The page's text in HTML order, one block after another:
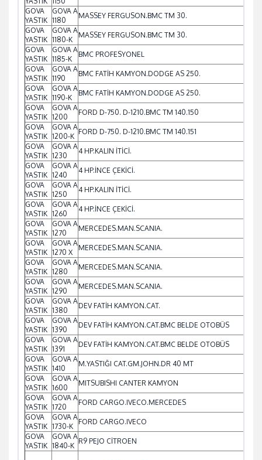
GOVA
YASTIK
GOVA A
1180
MASSEY FERGUSON.BMC TM 30.
GOVA
YASTIK
GOVA A
1180-K
MASSEY FERGUSON.BMC TM 30.
GOVA
YASTIK
GOVA A
1185-K
BMC PROFESYONEL
GOVA
YASTIK
GOVA A
1190
BMC FATİH KAMYON.DODGE AS 250.
GOVA
YASTIK
GOVA A
1190-K
BMC FATİH KAMYON.DODGE AS 250.
GOVA
YASTIK
GOVA A
1200
FORD D-750. D-1210.BMC TM 140.150
GOVA
YASTIK
GOVA A
1200-K
FORD D-750. D-1210.BMC TM 140.151
GOVA
YASTIK
GOVA A
1230
4 HP.KALIN İTİCİ.
GOVA
YASTIK
GOVA A
1240
4 HP.İNCE ÇEKİCİ.
GOVA
YASTIK
GOVA A
1250
4 HP.KALIN İTİCİ.
GOVA
YASTIK
GOVA A
1260
4 HP.İNCE ÇEKİCİ.
GOVA
YASTIK
GOVA A
1270
MERCEDES.MAN.SCANIA.
GOVA
YASTIK
GOVA A
1270 X
MERCEDES.MAN.SCANIA.
GOVA
YASTIK
GOVA A
1280
MERCEDES.MAN.SCANIA.
GOVA
YASTIK
GOVA A
1290
MERCEDES.MAN.SCANIA.
GOVA
YASTIK
GOVA A
1380
DEV FATİH KAMYON.CAT.
GOVA
YASTIK
GOVA A
1390
DEV FATİH KAMYON.CAT.BMC BELDE OTOBÜS
GOVA
YASTIK
GOVA A
1391
DEV FATİH KAMYON.CAT.BMC BELDE OTOBÜS
GOVA
YASTIK
GOVA A
1410
M.YASTIĞI CAT.GM.JOHN.DR 40 MT
GOVA
YASTIK
GOVA A
1600
MITSUBISHI CANTER KAMYON
GOVA
YASTIK
GOVA A
1720
FORD CARGO.IVECO.MERCEDES
GOVA
YASTIK
GOVA A
1730-K
FORD CARGO.IVECO
GOVA
YASTIK
GOVA A
1840-K
R9 PEJO CİTROEN